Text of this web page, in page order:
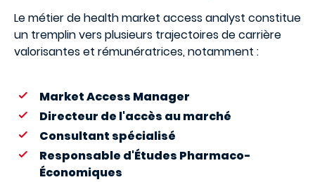
Le métier de health market access analyst constitue
un tremplin vers plusieurs trajectoires de carrière
valorisantes et rémunératrices, notamment :
Market Access Manager
Directeur de l'accès au marché
Consultant spécialisé
Responsable d'Études Pharmaco-
Économiques